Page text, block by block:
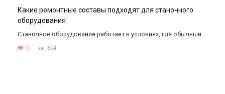
Какие ремонтные составы подходят для станочного
оборудования
Станочное оборудование работает в условиях, где обычный
0 304